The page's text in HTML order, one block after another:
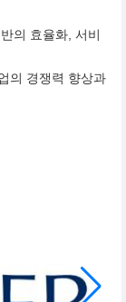
의 효율화, 서비
의 경쟁력 향상과